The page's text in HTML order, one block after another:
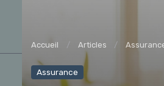
Accueil Articles
Assurance